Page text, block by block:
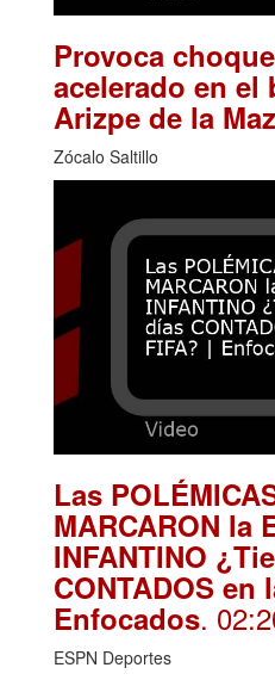
Provoca
acelerado en el
Arizpe de la
Zócalo Saltillo
Las
MARCARON la
INFANTINO
CONTADOS en
Enfocados.
ESPN Deportes